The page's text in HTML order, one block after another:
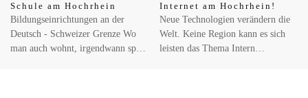
Schule am Hochrhein
Bildungseinrichtungen an der
Deutsch - Schweizer Grenze Wo
man auch wohnt, irgendwann sp…
Internet am Hochrhein!
Neue Technologien verändern die
Welt. Keine Region kann es sich
leisten das Thema Intern…